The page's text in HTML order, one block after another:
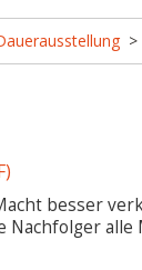
besser
Nachfolger